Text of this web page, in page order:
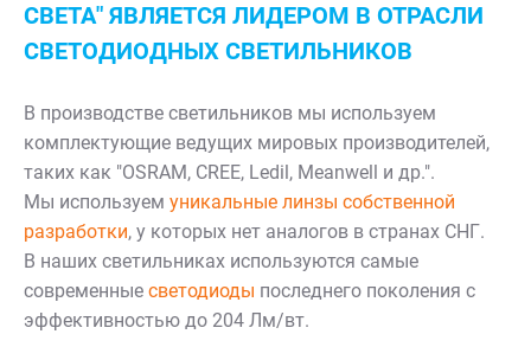
СВЕТА" ЯВЛЯЕТСЯ ЛИДЕРОМ В ОТРАСЛИ
СВЕТОДИОДНЫХ СВЕТИЛЬНИКОВ
В производстве светильников мы используем
комплектующие ведущих мировых производителей,
таких как "OSRAM, CREE, Ledil, Meanwell и др.".
Мы используем уникальные линзы собственной
разработки, у которых нет аналогов в странах СНГ.
В наших светильниках используются самые
современные светодиоды последнего поколения с
эффективностью до 204 Лм/вт.